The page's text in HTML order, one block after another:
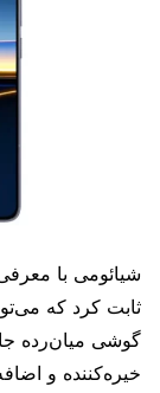
شیائومی با
ثابت کرد که
گوشی میان‌رده
خیره‌کننده و